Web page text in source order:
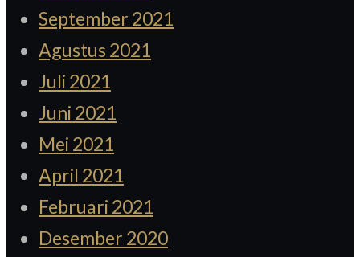
September 2021
Agustus 2021
Juli 2021
Juni 2021
Mei 2021
April 2021
Februari 2021
Desember 2020